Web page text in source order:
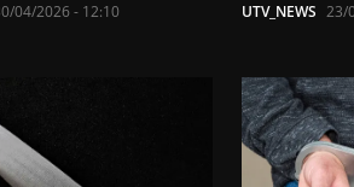
04/2026 - 12:10 UTV_NEWS 23/